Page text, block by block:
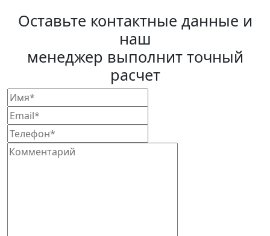
Оставьте контактные данные и
наш
менеджер выполнит точный
расчет